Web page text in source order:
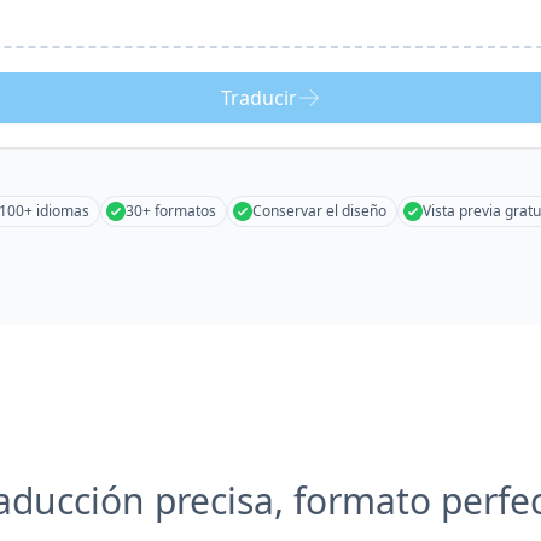
Traducir
idiomas 30+ formatos Conservar el diseño Vista previa
precisa, formato